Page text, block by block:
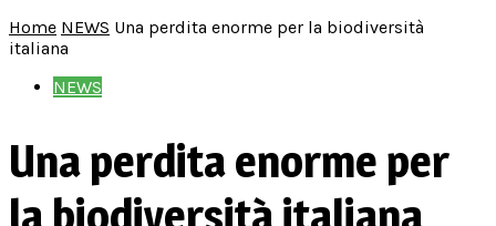
Home NEWS Una perdita enorme per la biodiversità
italiana
NEWS
Una perdita enorme per